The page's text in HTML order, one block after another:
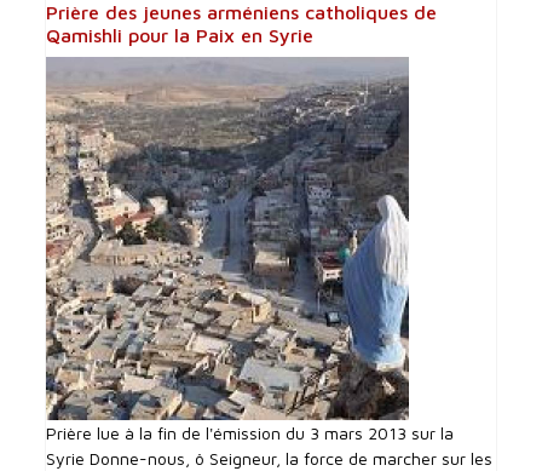
Prière des jeunes arméniens catholiques de
Qamishli pour la Paix en Syrie
Prière lue à la fin de l'émission du 3 mars 2013 sur la
Syrie Donne-nous, ô Seigneur, la force de marcher sur les